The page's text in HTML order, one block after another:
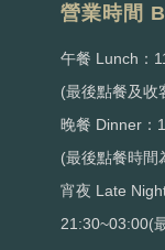
營業時間
午餐 Lunch：
(最後點餐及收
晚餐 Dinner：
(最後點餐時間
宵夜 Late
21:30~03:00(